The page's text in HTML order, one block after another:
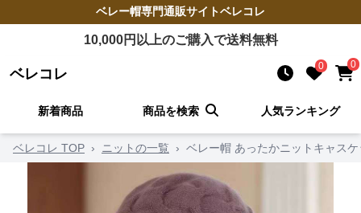
ベレー帽専門通販サイトベレコレ
10,000円以上のご購入で送料無料
ベレコレ 0 0
新着商品 商品を検索 人気ランキング
ベレコレ TOP › ニットの一覧 › ベレー帽 あったかニットキャスケ